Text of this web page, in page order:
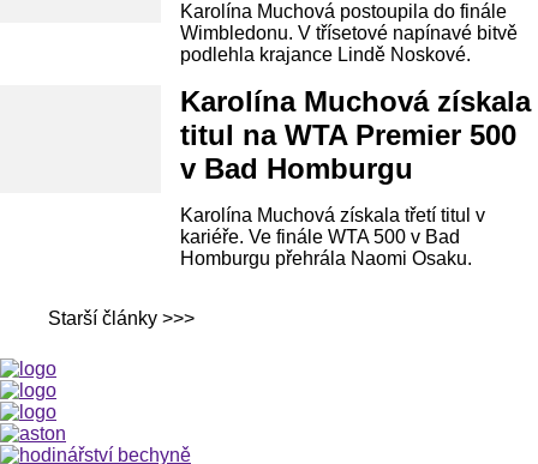
Karolína Muchová postoupila do finále
Wimbledonu. V třísetové napínavé bitvě
podlehla krajance Lindě Noskové.
Karolína Muchová získala
titul na WTA Premier 500
v Bad Homburgu
Karolína Muchová získala třetí titul v
kariéře. Ve finále WTA 500 v Bad
Homburgu přehrála Naomi Osaku.
Starší články >>>